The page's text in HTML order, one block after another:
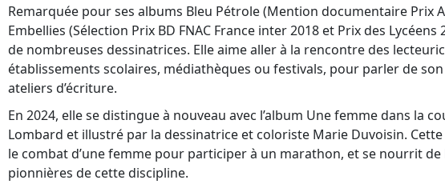
Remarquée pour ses albums Bleu Pétrole (Mention documentaire Prix
Embellies (Sélection Prix BD FNAC France inter 2018 et Prix des Lycéens
de nombreuses dessinatrices. Elle aime aller à la rencontre des
établissements scolaires, médiathèques ou festivals, pour parler de
ateliers d’écriture.
En 2024, elle se distingue à nouveau avec l’album Une femme dans la
Lombard et illustré par la dessinatrice et coloriste Marie Duvoisin.
le combat d’une femme pour participer à un marathon, et se nourrit de
pionnières de cette discipline.